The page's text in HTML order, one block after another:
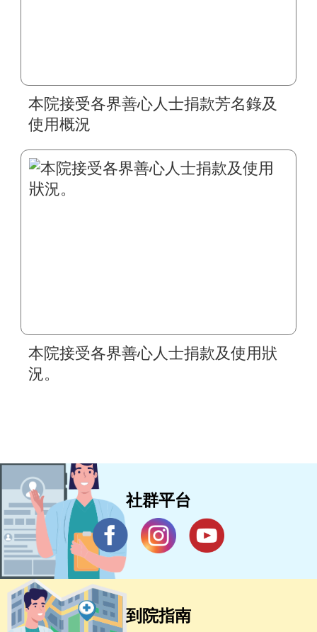
本院接受各界善心人士捐款芳名錄及
使用概況
本院接受各界善心人士捐款及使用狀
況。
社群平台
到院指南